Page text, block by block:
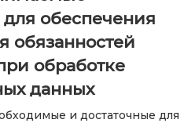
обеспечения
обязанностей
обработке
данных
и достаточные для